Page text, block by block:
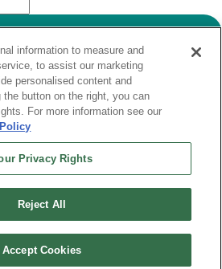
reCAPTCHA y Google
Política de
Condiciones de servicio
suscrito a nuestro newsletter
las noticias en tu correo
SUSCRIBIRME
Condiciones de servicio
suscrito a nuestro newsletter
information to measure and
to assist our marketing
personalised content and
button on the right, you can
For more information see our
Privacy Rights
Reject All
Accept Cookies